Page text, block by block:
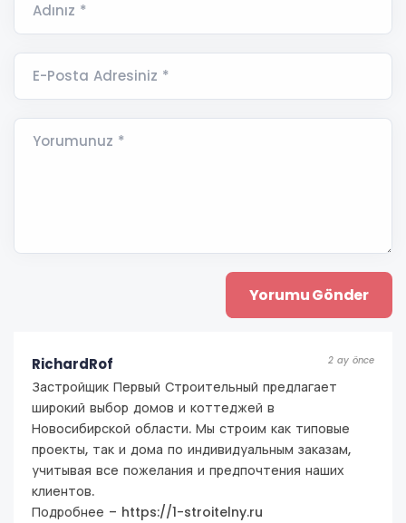
Adınız *
E-Posta Adresiniz *
Yorumunuz *
RichardRof 2 ay önce
Застройщик Первый Строительный предлагает
широкий выбор домов и коттеджей в
Новосибирской области. Мы строим как типовые
проекты, так и дома по индивидуальным заказам,
учитывая все пожелания и предпочтения наших
клиентов.
Подробнее – https://1-stroitelny.ru